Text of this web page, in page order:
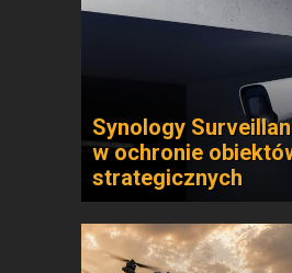
Synology
w ochronie
strategicznych